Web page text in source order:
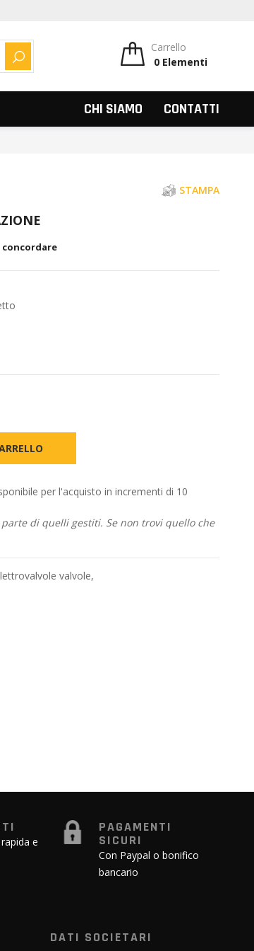
CERCA
Carrello
0 Elementi
CHI SIAMO CONTATTI
STAMPA
per l'acquisto in incrementi di 10
di quelli gestiti. Se non trovi quello che
valvole,
e
PAGAMENTI
SICURI
Con Paypal o bonifico
bancario
DATI SOCIETARI